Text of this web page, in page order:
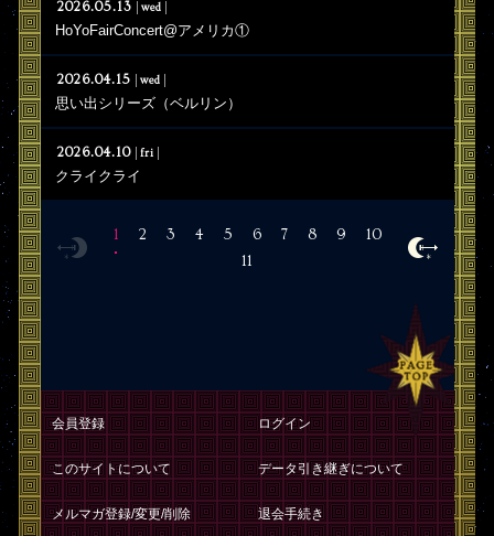
2026.05.13 wed
HoYoFairConcert@アメリカ①
2026.04.15 wed
思い出シリーズ（ベルリン）
2026.04.10 fri
クライクライ
1 2 3 4 5 6 7 8 9
10
11
会員登録 ログイン
このサイトについて データ引き継ぎについて
メルマガ登録/変更/削除 退会手続き